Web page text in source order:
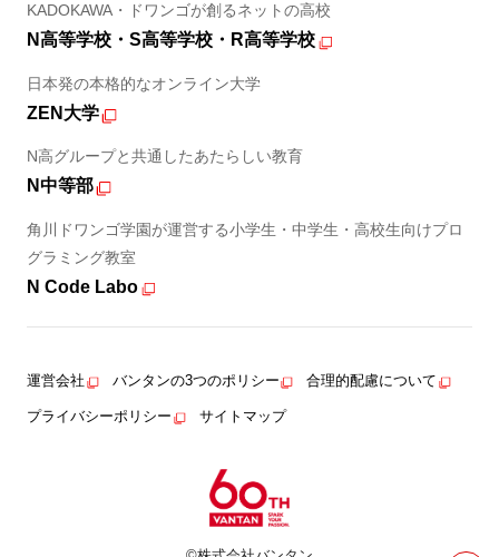
KADOKAWA・ドワンゴが創るネットの高校
N高等学校・S高等学校・R高等学校
日本発の本格的なオンライン大学
ZEN大学
N高グループと共通したあたらしい教育
N中等部
角川ドワンゴ学園が運営する小学生・中学生・高校生向けプロ
グラミング教室
N Code Labo
運営会社 バンタンの3つのポリシー 合理的配慮について
プライバシーポリシー サイトマップ